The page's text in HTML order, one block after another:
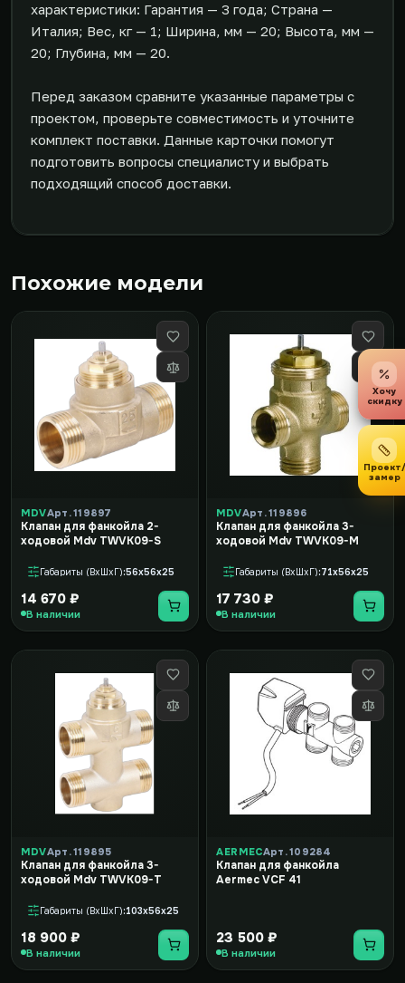
характеристики: Гарантия — 3 года; Страна —
Италия; Вес, кг — 1; Ширина, мм — 20; Высота, мм —
20; Глубина, мм — 20.
Перед заказом сравните указанные параметры с
проектом, проверьте совместимость и уточните
комплект поставки. Данные карточки помогут
подготовить вопросы специалисту и выбрать
подходящий способ доставки.
Похожие модели
MDVАрт. 119897
Клапан для фанкойла 2-
ходовой Mdv TWVK09-S
Габариты (ВxШxГ) 56x56x25
14 670 ₽
В наличии
MDVАрт. 119896
Клапан для фанкойла 3-
ходовой Mdv TWVK09-M
Габариты (ВxШxГ) 71x56x25
17 730 ₽
В наличии
MDVАрт. 119895
Клапан для фанкойла 3-
ходовой Mdv TWVK09-T
Габариты (ВxШxГ) 103x56x25
18 900 ₽
В наличии
AERMECАрт. 109284
Клапан для фанкойла
Aermec VCF 41
23 500 ₽
В наличии
Хочу
скидку
Проект/
замер